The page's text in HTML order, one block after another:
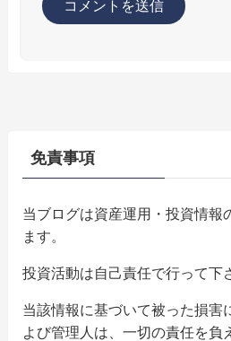
免責事項
当ブログは資産運用・投資情報
ます。
投資活動は自己責任で行って下
当該情報に基づいて被った損害
よび管理人は、一切の責任を負